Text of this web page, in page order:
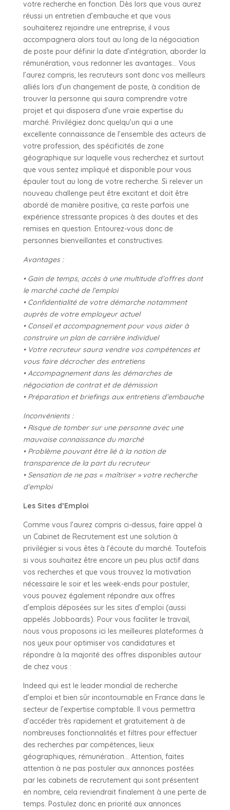
votre recherche en fonction. Dès lors que vous aurez
réussi un entretien d’embauche et que vous
souhaiterez rejoindre une entreprise, il vous
accompagnera alors tout au long de la négociation
de poste pour définir la date d’intégration, aborder la
rémunération, vous redonner les avantages… Vous
l’aurez compris, les recruteurs sont donc vos meilleurs
alliés lors d’un changement de poste, à condition de
trouver la personne qui saura comprendre votre
projet et qui disposera d’une vraie expertise du
marché. Privilégiez donc quelqu’un qui a une
excellente connaissance de l’ensemble des acteurs de
votre profession, des spécificités de zone
géographique sur laquelle vous recherchez et surtout
que vous sentez impliqué et disponible pour vous
épauler tout au long de votre recherche. Si relever un
nouveau challenge peut être excitant et doit être
abordé de manière positive, ça reste parfois une
expérience stressante propices à des doutes et des
remises en question. Entourez-vous donc de
personnes bienveillantes et constructives.
Avantages :
• Gain de temps, accès à une multitude d’offres dont
le marché caché de l’emploi
• Confidentialité de votre démarche notamment
auprès de votre employeur actuel
• Conseil et accompagnement pour vous aider à
construire un plan de carrière individuel
• Votre recruteur saura vendre vos compétences et
vous faire décrocher des entretiens
• Accompagnement dans les démarches de
négociation de contrat et de démission
• Préparation et briefings aux entretiens d’embauche
Inconvénients :
• Risque de tomber sur une personne avec une
mauvaise connaissance du marché
• Problème pouvant être lié à la notion de
transparence de la part du recruteur
• Sensation de ne pas « maîtriser » votre recherche
d’emploi
Les Sites d’Emploi
Comme vous l’aurez compris ci-dessus, faire appel à
un Cabinet de Recrutement est une solution à
privilégier si vous êtes à l’écoute du marché. Toutefois
si vous souhaitez être encore un peu plus actif dans
vos recherches et que vous trouvez la motivation
nécessaire le soir et les week-ends pour postuler,
vous pouvez également répondre aux offres
d’emplois déposées sur les sites d’emploi (aussi
appelés Jobboards). Pour vous faciliter le travail,
nous vous proposons ici les meilleures plateformes à
nos yeux pour optimiser vos candidatures et
répondre à la majorité des offres disponibles autour
de chez vous :
Indeed qui est le leader mondial de recherche
d’emploi et bien sûr incontournable en France dans le
secteur de l’expertise comptable. Il vous permettra
d’accéder très rapidement et gratuitement à de
nombreuses fonctionnalités et filtres pour effectuer
des recherches par compétences, lieux
géographiques, rémunération… Attention, faites
attention à ne pas postuler aux annonces postées
par les cabinets de recrutement qui sont présentent
en nombre, cela reviendrait finalement à une perte de
temps. Postulez donc en priorité aux annonces